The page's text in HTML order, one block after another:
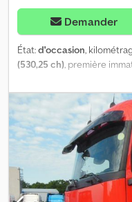
Demander
État:d'occasion,
(530,25 ch) , première
couleur:blanc, type
d'émission:
Euro 6 ,
stationnement,
stabilité (ESP), Renault
Kilométrage : 687 174 km
Euro 6 ABS Climatisation
autonome 2 couchages
différentiel Suspension